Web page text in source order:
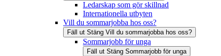
Ledarskap som gör skillnad
Internationella utbyten
Vill du sommarjobba hos oss?
Fäll ut Stäng Vill du sommarjobba hos oss?
Sommarjobb för unga
Fäll ut Stäng Sommarjobb för unga